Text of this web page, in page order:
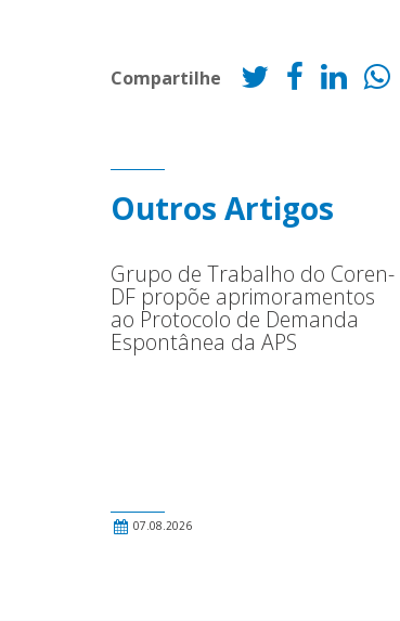
Compartilhe
Outros Artigos
Grupo de Trabalho do Coren-
DF propõe aprimoramentos
ao Protocolo de Demanda
Espontânea da APS
07.08.2026